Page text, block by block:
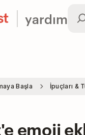
yardım
Başla İpuçları &
emoji